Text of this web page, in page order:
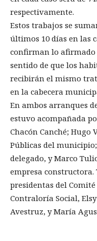
respectivamente.
Estos trabajos se
últimos 10 días en las
confirman lo afirmado
sentido de que los
recibirán el mismo
en la cabecera
En ambos arranques
estuvo acompañada
Chacón Canché; Hugo
Públicas del
delegado, y Marco
empresa
presidentas del
Contraloría Social,
Avestruz, y María